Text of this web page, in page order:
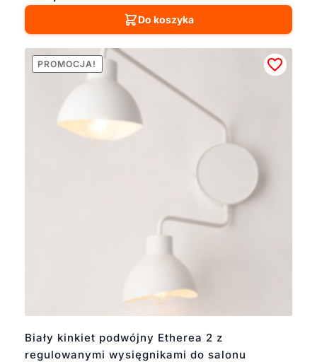
Do koszyka
Biały kinkiet podwójny Etherea 2 z
regulowanymi wysięgnikami do salonu
PROMOCJA!